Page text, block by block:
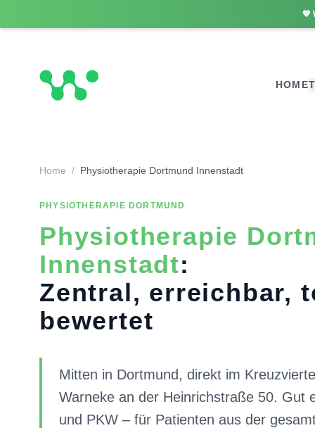
💙
HOME
Home / Physiotherapie Dortmund Innenstadt
PHYSIOTHERAPIE DORTMUND
Physiotherapie
Innenstadt:
Zentral, erreichbar,
bewertet
Mitten in Dortmund, direkt im
Warneke an der Heinrichstraße 50. Gut
und PKW – für Patienten aus der